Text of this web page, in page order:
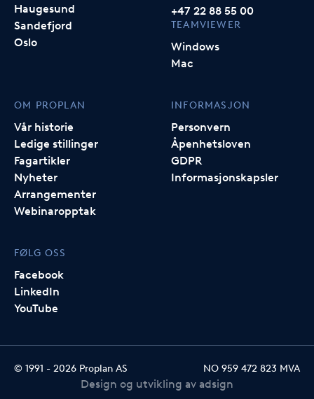
Haugesund
Sandefjord
Oslo
+47 22 88 55 00
TEAMVIEWER
Windows
Mac
OM PROPLAN
Vår historie
Ledige stillinger
Fagartikler
Nyheter
Arrangementer
Webinaropptak
INFORMASJON
Personvern
Åpenhetsloven
GDPR
Informasjonskapsler
FØLG OSS
Facebook
LinkedIn
YouTube
© 1991 - 2026 Proplan AS NO 959 472 823 MVA
Design og utvikling av adsign